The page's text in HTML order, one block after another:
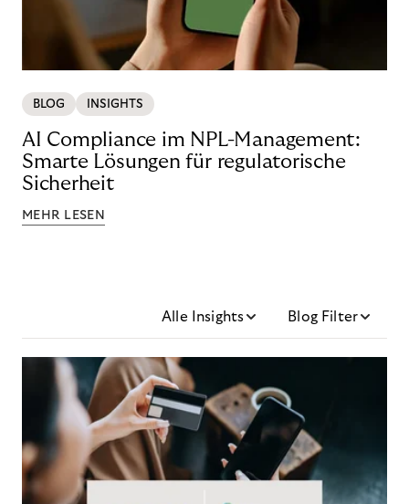
BLOG INSIGHTS
AI Compliance im NPL-Management:
Smarte Lösungen für regulatorische
Sicherheit
MEHR LESEN
Alle Insights Blog Filter